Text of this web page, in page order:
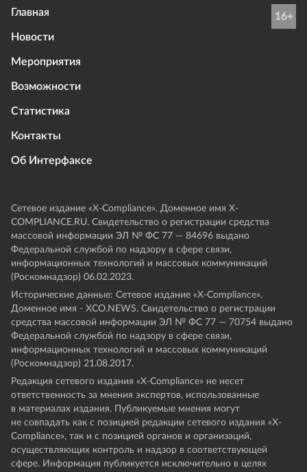
Главная
Новости
Мероприятия
Возможности
Статистика
Контакты
Об Интерфаксе
16+
Сетевое издание «Х-Compliance». Доменное имя X-
COMPLIANCE.RU. Свидетельство о регистрации средства
массовой информации ЭЛ № ФС 77 — 84696 выдано
Федеральной службой по надзору в сфере связи,
информационных технологий и массовых коммуникаций
(Роскомнадзор) 06.02.2023.
Исторические данные: Сетевое издание «Х-Compliance».
Доменное имя - XCO.NEWS. Свидетельство о регистрации
средства массовой информации ЭЛ № ФС 77 — 70754 выдано
Федеральной службой по надзору в сфере связи,
информационных технологий и массовых коммуникаций
(Роскомнадзор) 21.08.2017.
Редакция сетевого издания «X-Compliance» не несет
ответственность за мнения экспертов, использованные
в материалах издания. Публикуемые мнения могут
не совпадать как с позицией редакции сетевого издания «X-
Compliance», так и с позицией органов и организаций,
осуществляющих контроль и надзор в соответствующей
сфере. Информация публикуется исключительно в целях